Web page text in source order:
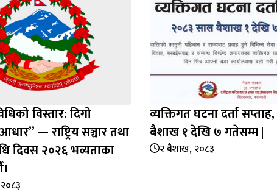
विस्तार: दिगो
— राष्ट्रिय सञ्चार तथा
दिवस २०२६ भव्यताका
व्यक्तिगत घटना दर्ता
बैशाख १ देखि ७ गतेसम्म |
२ बैशाख, २०८३